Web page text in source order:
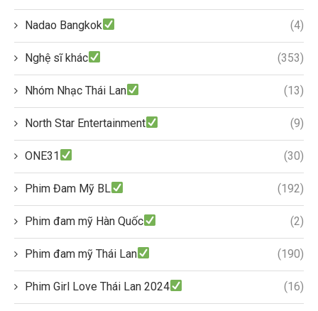
Nadao Bangkok (4)
Nghệ sĩ khác (353)
Nhóm Nhạc Thái Lan (13)
North Star Entertainment (9)
ONE31 (30)
Phim Đam Mỹ BL (192)
Phim đam mỹ Hàn Quốc (2)
Phim đam mỹ Thái Lan (190)
Phim Girl Love Thái Lan 2024 (16)